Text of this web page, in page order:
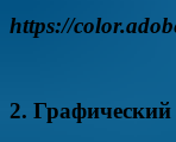
https://
2.